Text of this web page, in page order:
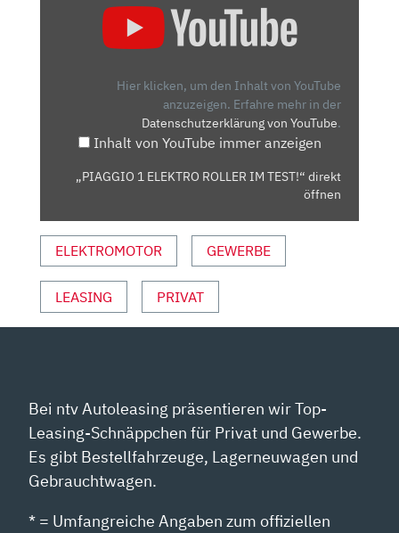
YOUTUBE
ANZEIGEN
Hier klicken, um den Inhalt von YouTube
anzuzeigen. Erfahre mehr in der
Datenschutzerklärung von YouTube.
Inhalt von YouTube immer anzeigen
„PIAGGIO 1 ELEKTRO ROLLER IM TEST!“ direkt
öffnen
ELEKTROMOTOR GEWERBE
LEASING PRIVAT
Bei ntv Autoleasing präsentieren wir Top-
Leasing-Schnäppchen für Privat und Gewerbe.
Es gibt Bestellfahrzeuge, Lagerneuwagen und
Gebrauchtwagen.
* = Umfangreiche Angaben zum offiziellen